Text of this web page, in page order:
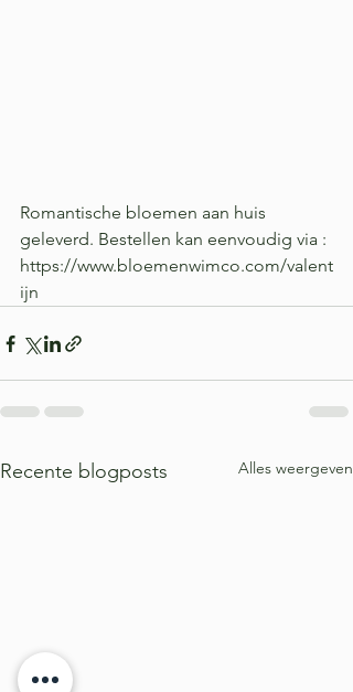
Romantische bloemen aan huis
geleverd. Bestellen kan eenvoudig via :
https://www.bloemenwimco.com/valent
ijn
Recente blogposts Alles weergeven